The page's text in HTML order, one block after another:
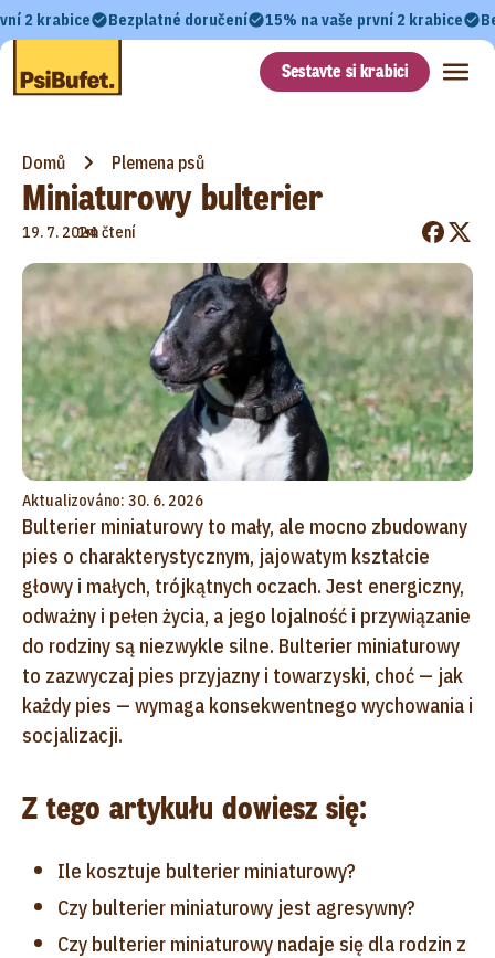
2 krabice Bezplatné doručení 15% na vaše první 2 krabice
Sestavte si krabici
Domů Plemena psů
Miniaturowy bulterier
19. 7. 2024
•
1m čtení
Aktualizováno: 30. 6. 2026
Bulterier miniaturowy to mały, ale mocno zbudowany
pies o charakterystycznym, jajowatym kształcie
głowy i małych, trójkątnych oczach. Jest energiczny,
odważny i pełen życia, a jego lojalność i przywiązanie
do rodziny są niezwykle silne. Bulterier miniaturowy
to zazwyczaj pies przyjazny i towarzyski, choć — jak
każdy pies — wymaga konsekwentnego wychowania i
socjalizacji.
Z tego artykułu dowiesz się:
Ile kosztuje bulterier miniaturowy?
Czy bulterier miniaturowy jest agresywny?
Czy bulterier miniaturowy nadaje się dla rodzin z